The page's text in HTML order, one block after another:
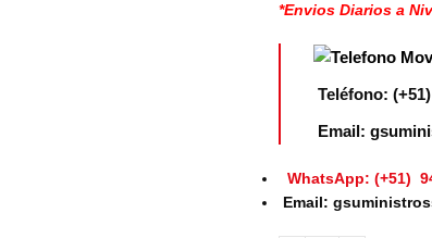
*Envios Diarios a
Teléfono:
Email:
WhatsApp: (+51)
Email: